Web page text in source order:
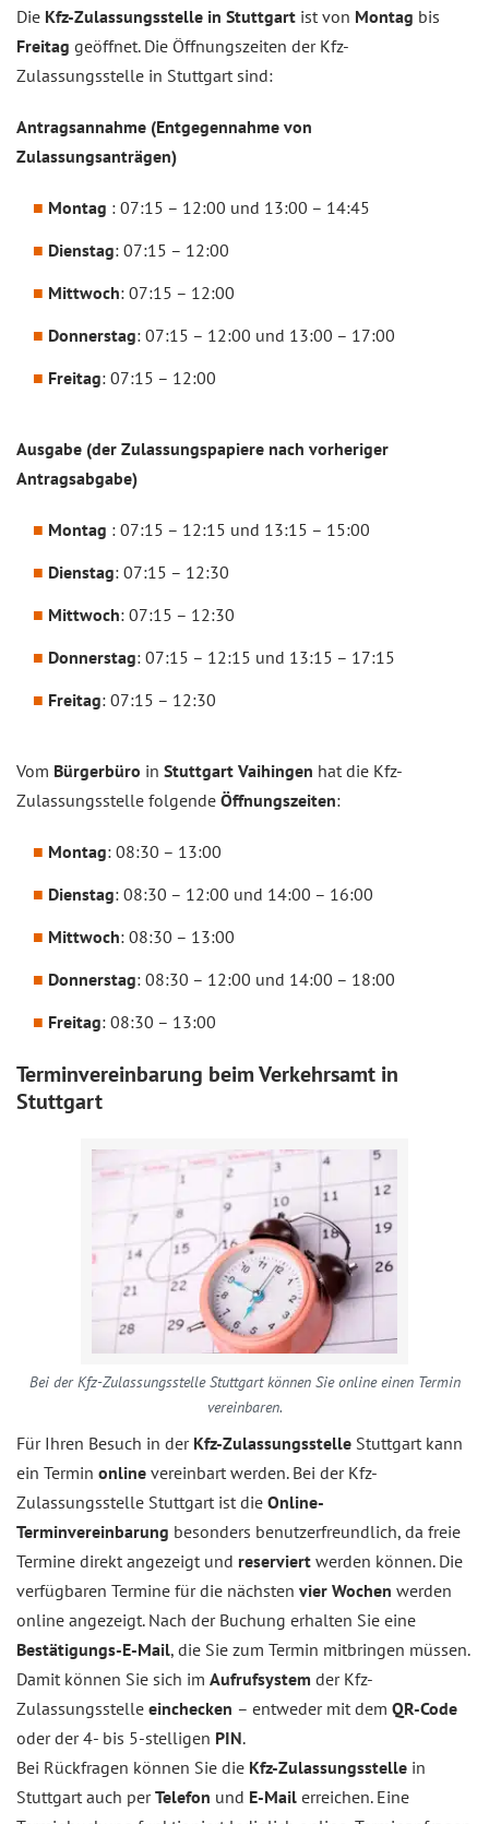
Die Kfz-Zulassungsstelle in Stuttgart ist von Montag bis
Freitag geöffnet. Die Öffnungszeiten der Kfz-
Zulassungsstelle in Stuttgart sind:
Antragsannahme (Entgegennahme von
Zulassungsanträgen)
Montag : 07:15 – 12:00 und 13:00 – 14:45
Dienstag: 07:15 – 12:00
Mittwoch: 07:15 – 12:00
Donnerstag: 07:15 – 12:00 und 13:00 – 17:00
Freitag: 07:15 – 12:00
Ausgabe (der Zulassungspapiere nach vorheriger
Antragsabgabe)
Montag : 07:15 – 12:15 und 13:15 – 15:00
Dienstag: 07:15 – 12:30
Mittwoch: 07:15 – 12:30
Donnerstag: 07:15 – 12:15 und 13:15 – 17:15
Freitag: 07:15 – 12:30
Vom Bürgerbüro in Stuttgart Vaihingen hat die Kfz-
Zulassungsstelle folgende Öffnungszeiten:
Montag: 08:30 – 13:00
Dienstag: 08:30 – 12:00 und 14:00 – 16:00
Mittwoch: 08:30 – 13:00
Donnerstag: 08:30 – 12:00 und 14:00 – 18:00
Freitag: 08:30 – 13:00
Terminvereinbarung beim Verkehrsamt in
Stuttgart
Bei der Kfz-Zulassungsstelle Stuttgart können Sie online einen Termin
vereinbaren.
Für Ihren Besuch in derKfz-Zulassungsstelle Stuttgart kann
ein Termin online vereinbart werden. Bei der Kfz-
Zulassungsstelle Stuttgart ist die Online-
Terminvereinbarung besonders benutzerfreundlich, da freie
Termine direkt angezeigt und reserviert werden können. Die
verfügbaren Termine für die nächsten vier Wochen werden
online angezeigt. Nach der Buchung erhalten Sie eine
Bestätigungs-E-Mail, die Sie zum Termin mitbringen müssen.
Damit können Sie sich im Aufrufsystem der Kfz-
Zulassungsstelle einchecken – entweder mit dem QR-Code
oder der 4- bis 5-stelligen PIN.
Bei Rückfragen können Sie die Kfz-Zulassungsstelle in
Stuttgart auch perTelefon und E-Mail erreichen. Eine